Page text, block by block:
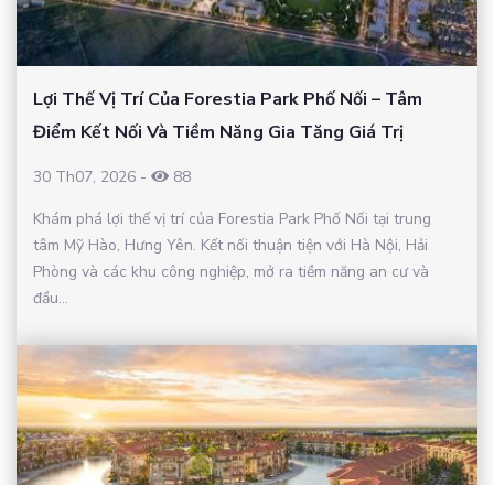
Lợi Thế Vị Trí Của Forestia Park Phố Nối – Tâm
Điểm Kết Nối Và Tiềm Năng Gia Tăng Giá Trị
30 Th07, 2026 -
88
Khám phá lợi thế vị trí của Forestia Park Phố Nối tại trung
tâm Mỹ Hào, Hưng Yên. Kết nối thuận tiện với Hà Nội, Hải
Phòng và các khu công nghiệp, mở ra tiềm năng an cư và
đầu...